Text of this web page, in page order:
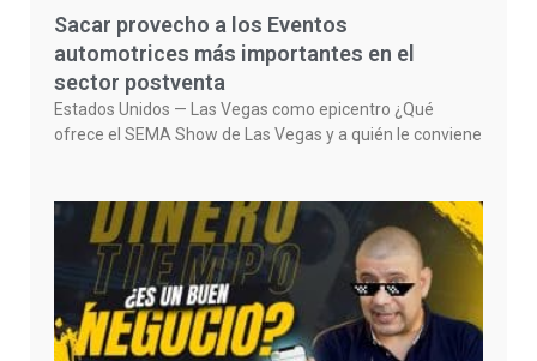
Sacar provecho a los Eventos
automotrices más importantes en el
sector postventa
Estados Unidos — Las Vegas como epicentro ¿Qué
ofrece el SEMA Show de Las Vegas y a quién le conviene